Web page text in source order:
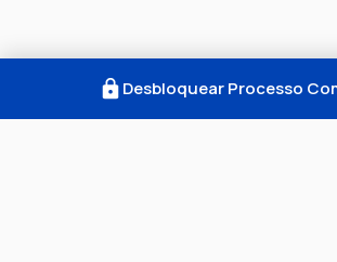
Desbloquear Processo